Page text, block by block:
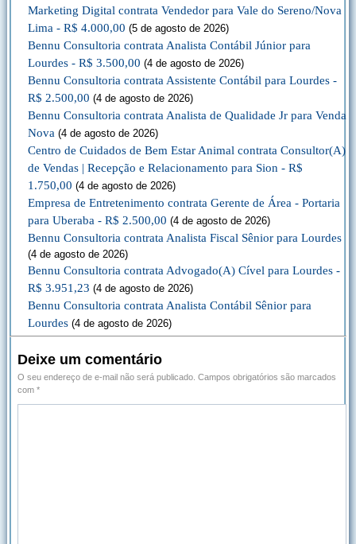
Marketing Digital contrata Vendedor para Vale do Sereno/Nova
Lima - R$ 4.000,00 (5 de agosto de 2026)
Bennu Consultoria contrata Analista Contábil Júnior para
Lourdes - R$ 3.500,00 (4 de agosto de 2026)
Bennu Consultoria contrata Assistente Contábil para Lourdes -
R$ 2.500,00 (4 de agosto de 2026)
Bennu Consultoria contrata Analista de Qualidade Jr para Venda
Nova (4 de agosto de 2026)
Centro de Cuidados de Bem Estar Animal contrata Consultor(A)
de Vendas | Recepção e Relacionamento para Sion - R$
1.750,00 (4 de agosto de 2026)
Empresa de Entretenimento contrata Gerente de Área - Portaria
para Uberaba - R$ 2.500,00 (4 de agosto de 2026)
Bennu Consultoria contrata Analista Fiscal Sênior para Lourdes
(4 de agosto de 2026)
Bennu Consultoria contrata Advogado(A) Cível para Lourdes -
R$ 3.951,23 (4 de agosto de 2026)
Bennu Consultoria contrata Analista Contábil Sênior para
Lourdes (4 de agosto de 2026)
Deixe um comentário
O seu endereço de e-mail não será publicado. Campos obrigatórios são marcados
com *